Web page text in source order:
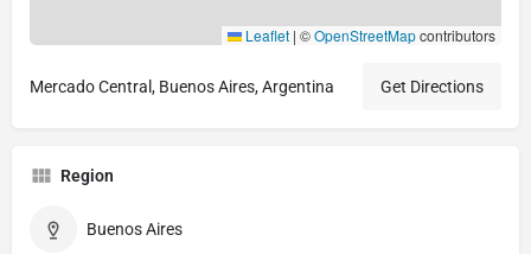
Leaflet | ©OpenStreetMapcontributors
Mercado Central, Buenos Aires, Argentina Get Directions
Region
Buenos Aires